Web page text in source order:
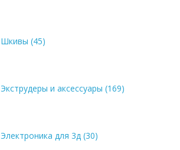
Шкивы (45)
Экструдеры и аксессуары (169)
Электроника для 3д (30)